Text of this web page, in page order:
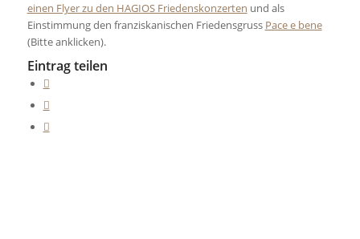
einen Flyer zu den HAGIOS Friedenskonzerten und als
Einstimmung den franziskanischen Friedensgruss Pace e bene
(Bitte anklicken).
Eintrag teilen